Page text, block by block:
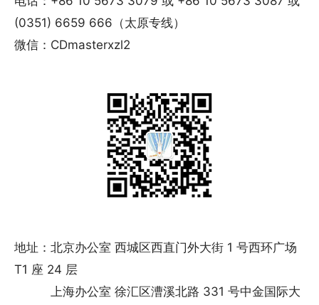
(0351) 6659 666（太原专线）
微信：CDmasterxzl2
地址：北京办公室 西城区西直门外大街 1 号西环广场
T1 座 24 层
上海办公室 徐汇区漕溪北路 331 号中金国际大